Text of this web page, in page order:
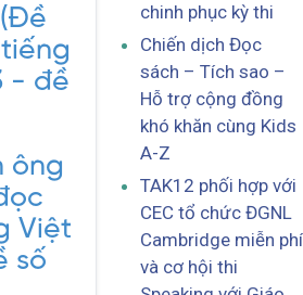
- đề
ông
Việt
số
chinh phục kỳ thi
Chiến dịch Đọc
sách – Tích sao –
Hỗ trợ cộng đồng
khó khăn cùng Kids
A-Z
TAK12 phối hợp với
CEC tổ chức ĐGNL
Cambridge miễn phí
và cơ hội thi